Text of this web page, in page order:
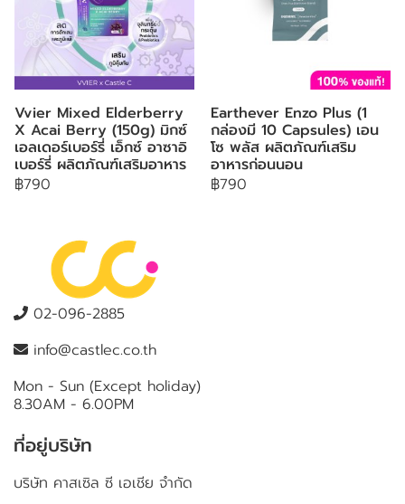
Vvier Mixed Elderberry
X Acai Berry (150g) มิกซ์
เอลเดอร์เบอร์รี่ เอ็กซ์ อาซาอิ
เบอร์รี่ ผลิตภัณฑ์เสริมอาหาร
฿790
Earthever Enzo Plus (1
กล่องมี 10 Capsules) เอน
โซ พลัส ผลิตภัณฑ์เสริม
อาหารก่อนนอน
฿790
02-096-2885
info@castlec.co.th
Mon - Sun (Except holiday)
8.30AM - 6.00PM
ที่อยู่บริษัท
บริษัท คาสเซิล ซี เอเชีย จำกัด